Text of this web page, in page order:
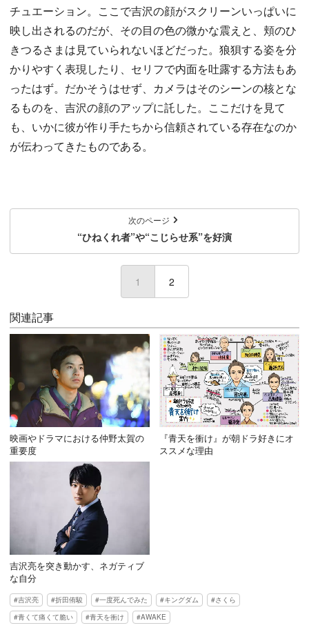
チュエーション。ここで吉沢の顔がスクリーンいっぱいに
映し出されるのだが、その目の色の微かな震えと、頬のひ
きつるさまは見ていられないほどだった。狼狽する姿を分
かりやすく表現したり、セリフで内面を吐露する方法もあ
ったはず。だかそうはせず、カメラはそのシーンの核とな
るものを、吉沢の顔のアップに託した。ここだけを見て
も、いかに彼が作り手たちから信頼されている存在なのか
が伝わってきたものである。
次のページ
“ひねくれ者”や“こじらせ系”を好演
1 (current)
2
関連記事
映画やドラマにおける仲野太賀の
重要度
『青天を衝け』が朝ドラ好きにオ
ススメな理由
吉沢亮を突き動かす、ネガティブ
な自分
吉沢亮 折田侑駿 一度死んでみた キングダム
さくら
青くて痛くて脆い
青天を衝け AWAKE